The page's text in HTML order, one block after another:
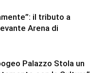
il tributo a
Arena di
Palazzo Stola un